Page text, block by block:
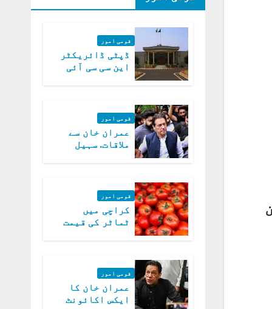
قومی امور
ڈپٹی ڈائریکٹر
این سی سی آئی
قومی امور
عمران خان سے
ملاقات. سہیل
قومی امور
کراچی میں
ٹماٹر کی قیمت
قومی امور
عمران خان کا
ایکس اکائونٹ